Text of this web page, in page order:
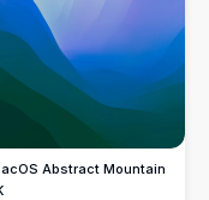
Abstract Mountain